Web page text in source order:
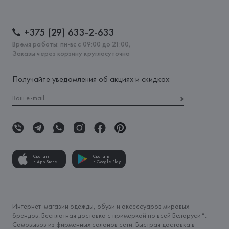
+375 (29) 633-2-633
Время работы: пн-вс с 09:00 до 21:00,
Заказы через корзину круглосуточно
Получайте уведомления об акциях и скидках:
Скачать
в App Store
Скачать
в Google Play
Интернет-магазин одежды, обуви и аксессуаров мировых
брендов. Бесплатная доставка с примеркой по всей Беларуси*.
Самовывоз из фирменных салонов сети. Быстрая доставка в